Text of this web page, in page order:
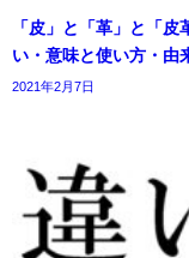
「皮」と「革」と「皮
い・意味と使い方・由
2021年2月7日